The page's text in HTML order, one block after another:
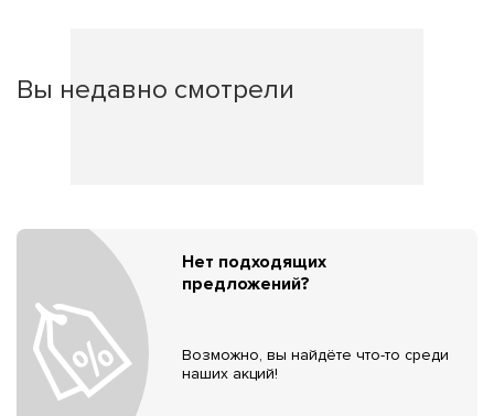
Вы недавно смотрели
Нет подходящих
предложений?
Возможно, вы найдёте что-то среди
наших акций!